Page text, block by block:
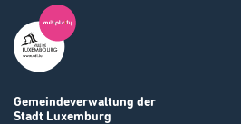
Gemeindeverwaltung der
Stadt Luxemburg